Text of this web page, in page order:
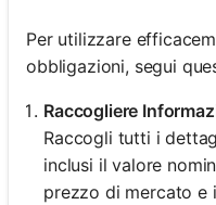
Per utilizzare
obbligazioni, segui
Raccogliere
Raccogli tutti i
inclusi il valore
prezzo di mercato e